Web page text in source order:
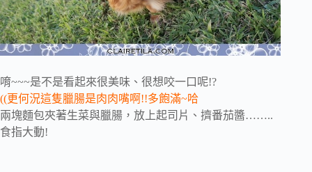
唷~~~是不是看起來很美味、很想咬一口呢!?
((更何況這隻臘腸是肉肉嘴啊!!多飽滿~哈
兩塊麵包夾著生菜與臘腸，放上起司片、擠番茄醬……..
食指大動!